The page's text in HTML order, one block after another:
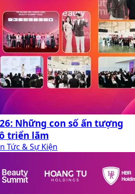
Những con số ấn tượng
triển lãm
Tức & Sự Kiện